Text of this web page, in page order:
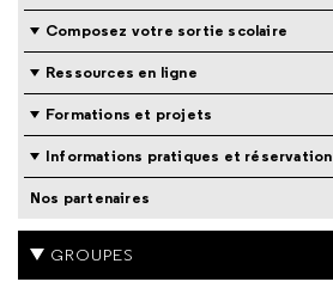
Composez votre sortie scolaire
Ressources en ligne
Formations et projets
Informations pratiques et réservation
Nos partenaires
GROUPES